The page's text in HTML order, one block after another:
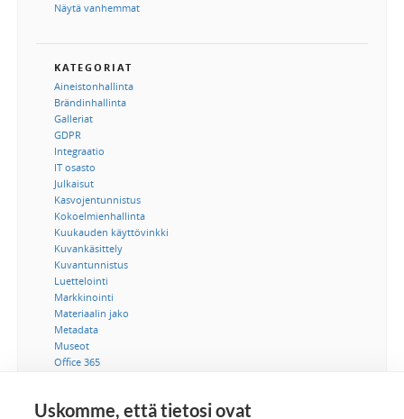
Uskomme, että tietosi ovat
Näytä vanhemmat
KATEGORIAT
Aineistonhallinta
Brändinhallinta
Galleriat
GDPR
Integraatio
IT osasto
Julkaisut
Kasvojentunnistus
Kokoelmienhallinta
Kuukauden käyttövinkki
Kuvankäsittely
Kuvantunnistus
Luettelointi
Markkinointi
Materiaalin jako
Metadata
Museot
Office 365
SSO-kertakirjautuminen